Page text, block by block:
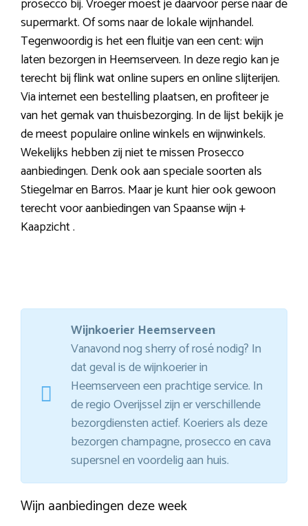
prosecco bij. Vroeger moest je daarvoor perse naar de
supermarkt. Of soms naar de lokale wijnhandel.
Tegenwoordig is het een fluitje van een cent: wijn
laten bezorgen in Heemserveen. In deze regio kan je
terecht bij flink wat online supers en online slijterijen.
Via internet een bestelling plaatsen, en profiteer je
van het gemak van thuisbezorging. In de lijst bekijk je
de meest populaire online winkels en wijnwinkels.
Wekelijks hebben zij niet te missen Prosecco
aanbiedingen. Denk ook aan speciale soorten als
Stiegelmar en Barros. Maar je kunt hier ook gewoon
terecht voor aanbiedingen van Spaanse wijn +
Kaapzicht .
Wijnkoerier Heemserveen
Vanavond nog sherry of rosé nodig? In
dat geval is de wijnkoerier in
Heemserveen een prachtige service. In
de regio Overijssel zijn er verschillende
bezorgdiensten actief. Koeriers als deze
bezorgen champagne, prosecco en cava
supersnel en voordelig aan huis.
Wijn aanbiedingen deze week